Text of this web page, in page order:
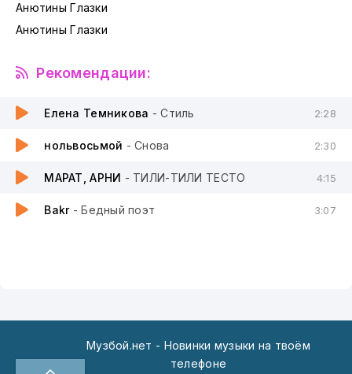
Анютины Глазки
Анютины Глазки
Рекомендации:
Елена Темникова - Стиль 2:28
нольвосьмой - Снова 2:30
МАРАТ, АРНИ - ТИЛИ-ТИЛИ ТЕСТО 4:15
Bakr - Бедный поэт 3:07
Музбой.нет - Новинки музыки на твоём
телефоне